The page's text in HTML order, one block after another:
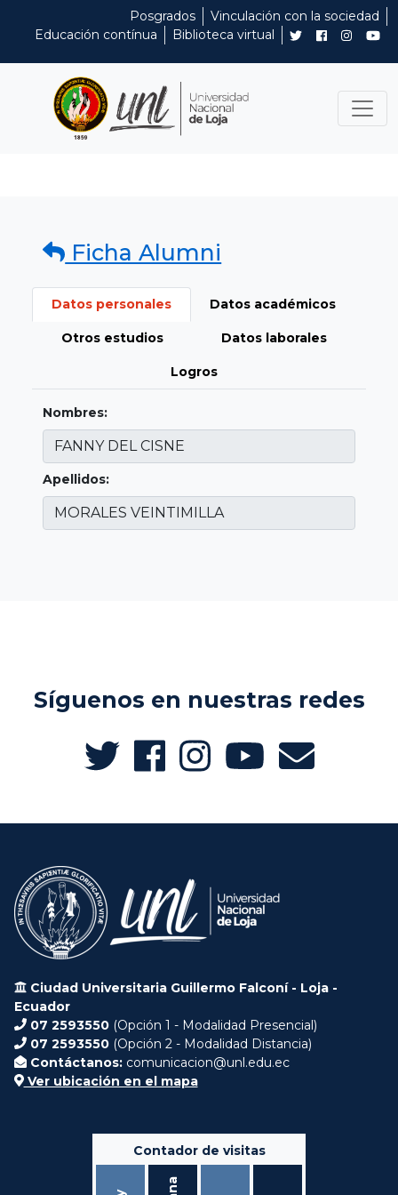
Posgrados
Vinculación con la sociedad
Educación contínua
Biblioteca virtual
Ficha Alumni
Datos personales Datos académicos
Otros estudios Datos laborales
Logros
Nombres:
Apellidos:
Síguenos en nuestras redes
Ciudad Universitaria Guillermo Falconí - Loja -
Ecuador
07 2593550 (Opción 1 - Modalidad Presencial)
07 2593550 (Opción 2 - Modalidad Distancia)
Contáctanos: comunicacion@unl.edu.ec
Ver ubicación en el mapa
Contador de visitas